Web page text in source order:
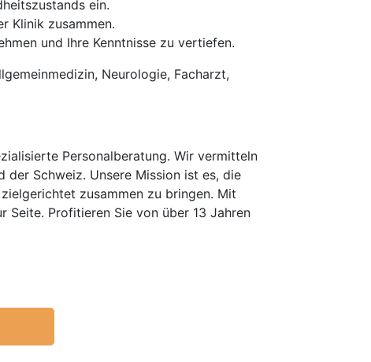
ein.
Klinik zusammen.
und Ihre Kenntnisse zu vertiefen.
Neurologie, Facharzt,
Personalberatung. Wir vermitteln
der Schweiz. Unsere Mission ist es, die
zusammen zu bringen. Mit
Seite. Profitieren Sie von über 13 Jahren